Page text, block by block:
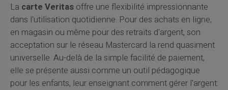
La carte Veritasoffre une flexibilité impressionnante
dans l'utilisation quotidienne. Pour des achats en ligne,
en magasin ou même pour des retraits d'argent, son
acceptation sur le réseau Mastercard la rend quasiment
universelle. Au-delà de la simple facilité de paiement,
elle se présente aussi comme un outil pédagogique
pour les enfants, leur enseignant comment gérer l'argent.